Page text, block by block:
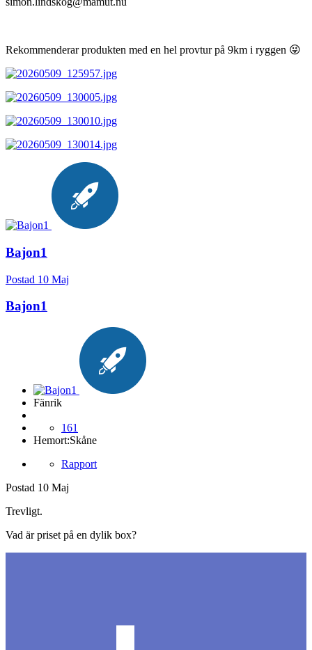
Rekommenderar produkten med en hel provtur på 9km i ryggen 😜
Bajon1
Postad 10 Maj
Bajon1
Fänrik
161
Hemort:Skåne
Rapport
Postad 10 Maj
Trevligt.
Vad är priset på en dylik box?